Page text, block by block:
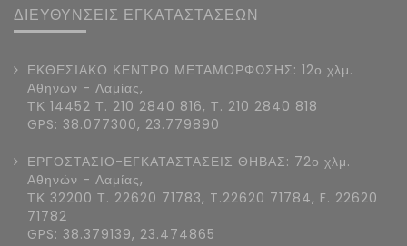
ΔΙΕΥΘΥΝΣΕΙΣ ΕΓΚΑΤΑΣΤΑΣΕΩΝ
ΕΚΘΕΣΙΑΚΟ ΚΕΝΤΡΟ ΜΕΤΑΜΟΡΦΩΣΗΣ: 12ο χλμ.
Αθηνών - Λαμίας,
ΤΚ 14452 Τ. 210 2840 816, Τ. 210 2840 818
GPS: 38.077300, 23.779890
ΕΡΓΟΣΤΑΣΙΟ-ΕΓΚΑΤΑΣΤΑΣΕΙΣ ΘΗΒΑΣ: 72ο χλμ.
Αθηνών - Λαμίας,
ΤΚ 32200 Τ. 22620 71783, T.22620 71784, F. 22620
71782
GPS: 38.379139, 23.474865